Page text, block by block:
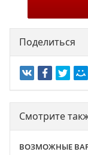
Поделиться
Смотрите
ВОЗМОЖНЫЕ